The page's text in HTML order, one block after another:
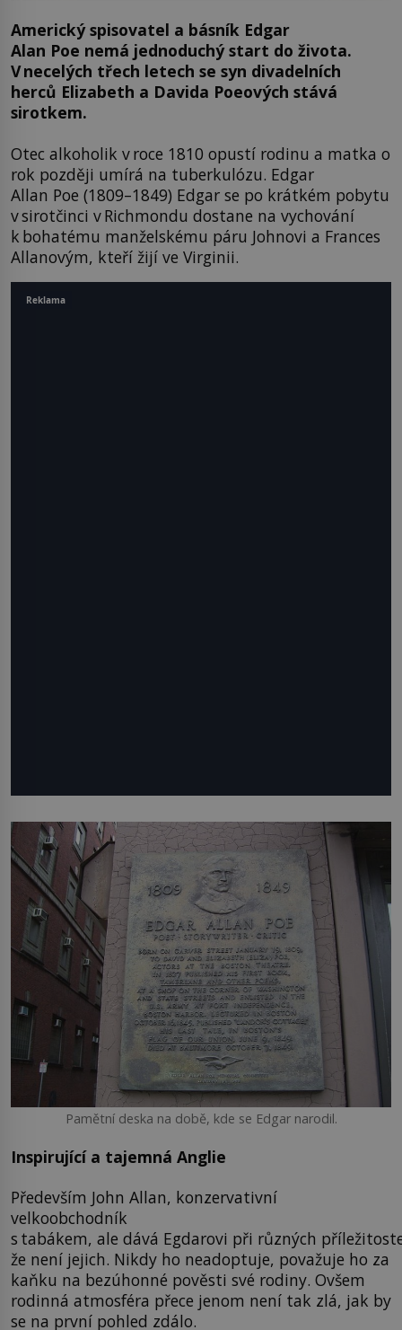
Americký spisovatel a básník Edgar
Alan Poe nemá jednoduchý start do života.
V necelých třech letech se syn divadelních
herců Elizabeth a Davida Poeových stává
sirotkem.
Otec alkoholik v roce 1810 opustí rodinu a matka o
rok později umírá na tuberkulózu. Edgar
Allan Poe (1809–1849) Edgar se po krátkém pobytu
v sirotčinci v Richmondu dostane na vychování
k bohatému manželskému páru Johnovi a Frances
Allanovým, kteří žijí ve Virginii.
Pamětní deska na době, kde se Edgar narodil.
Inspirující a tajemná Anglie
Především John Allan, konzervativní
velkoobchodník
s tabákem, ale dává Egdarovi při různých
že není jejich. Nikdy ho neadoptuje, považuje ho za
kaňku na bezúhonné pověsti své rodiny. Ovšem
rodinná atmosféra přece jenom není tak zlá, jak by
se na první pohled zdálo.
Reklama